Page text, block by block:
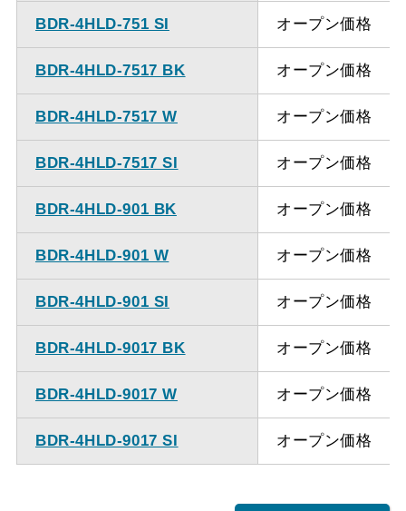
BDR-4HLD-751 SI オープン価格
BDR-4HLD-7517 BK オープン価格
BDR-4HLD-7517 W オープン価格
BDR-4HLD-7517 SI オープン価格
BDR-4HLD-901 BK オープン価格
BDR-4HLD-901 W オープン価格
BDR-4HLD-901 SI オープン価格
BDR-4HLD-9017 BK オープン価格
BDR-4HLD-9017 W オープン価格
BDR-4HLD-9017 SI オープン価格